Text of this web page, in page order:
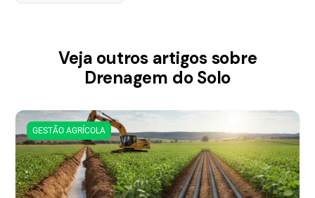
Veja outros artigos sobre
Drenagem do Solo
GESTÃO AGRÍCOLA